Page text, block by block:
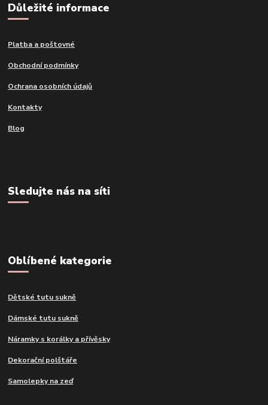
Důležité informace
Platba a poštovné
Obchodní podmínky
Ochrana osobních údajů
Kontakty
Blog
Sledujte nás na síti
Oblíbené kategorie
Dětské tutu sukně
Dámské tutu sukně
Náramky s korálky a přívěsky
Dekorační polštáře
Samolepky na zeď